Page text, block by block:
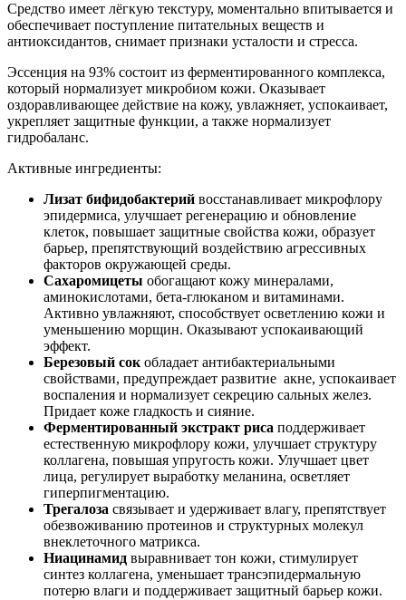
Средство имеет лёгкую текстуру, моментально впитывается и
обеспечивает поступление питательных веществ и
антиоксидантов, снимает признаки усталости и стресса.
Эссенция на 93% состоит из ферментированного комплекса,
который нормализует микробиом кожи. Оказывает
оздоравливающее действие на кожу, увлажняет, успокаивает,
укрепляет защитные функции, а также нормализует
гидробаланс.
Активные ингредиенты:
Лизат бифидобактерий восстанавливает микрофлору
эпидермиса, улучшает регенерацию и обновление
клеток, повышает защитные свойства кожи, образует
барьер, препятствующий воздействию агрессивных
факторов окружающей среды.
Сахаромицеты обогащают кожу минералами,
аминокислотами, бета-глюканом и витаминами.
Активно увлажняют, способствует осветлению кожи и
уменьшению морщин. Оказывают успокаивающий
эффект.
Березовый сок обладает антибактериальными
свойствами, предупреждает развитие акне, успокаивает
воспаления и нормализует секрецию сальных желез.
Придает коже гладкость и сияние.
Ферментированный экстракт риса поддерживает
естественную микрофлору кожи, улучшает структуру
коллагена, повышая упругость кожи. Улучшает цвет
лица, регулирует выработку меланина, осветляет
гиперпигментацию.
Трегалоза связывает и удерживает влагу, препятствует
обезвоживанию протеинов и структурных молекул
внеклеточного матрикса.
Ниацинамид выравнивает тон кожи, стимулирует
синтез коллагена, уменьшает трансэпидермальную
потерю влаги и поддерживает защитный барьер кожи.